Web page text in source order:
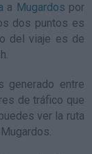
a Mugardos por
dos puntos es
del viaje es de
.
generado entre
de tráfico que
ver la ruta
.